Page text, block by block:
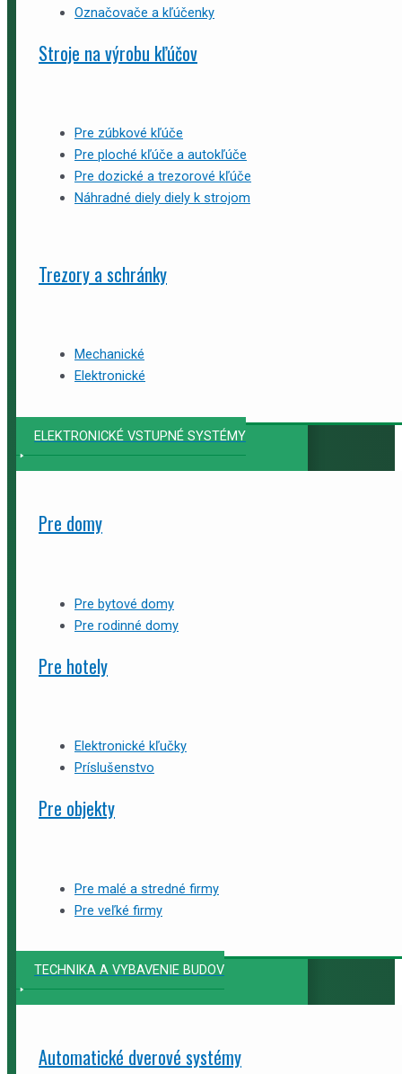
Označovače a kľúčenky
Stroje na výrobu kľúčov
Pre zúbkové kľúče
Pre ploché kľúče a autokľúče
Pre dozické a trezorové kľúče
Náhradné diely diely k strojom
Trezory a schránky
Mechanické
Elektronické
ELEKTRONICKÉ VSTUPNÉ SYSTÉMY
Pre domy
Pre bytové domy
Pre rodinné domy
Pre hotely
Elektronické kľučky
Príslušenstvo
Pre objekty
Pre malé a stredné firmy
Pre veľké firmy
TECHNIKA A VYBAVENIE BUDOV
Automatické dverové systémy